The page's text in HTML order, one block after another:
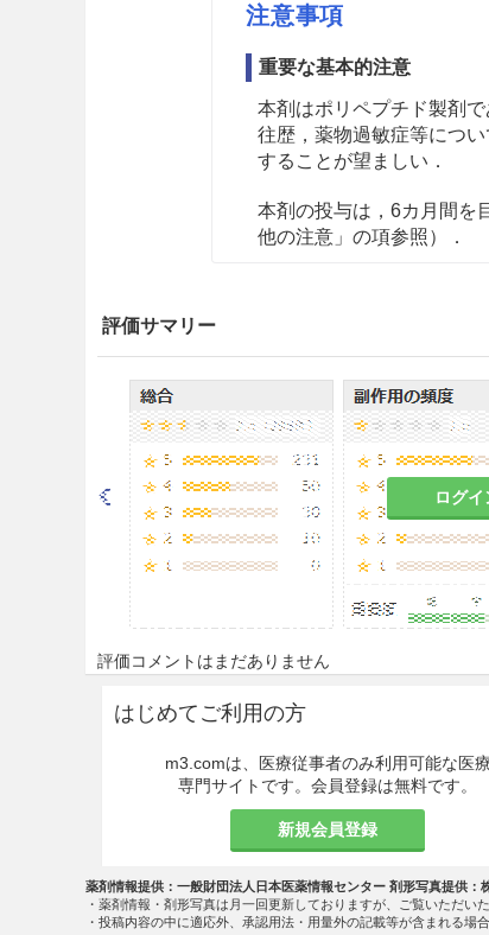
注意事項
重要な基本的注意
本剤はポリペプチド製剤で
往歴，薬物過敏症等につ
することが望ましい．
本剤の投与は，6カ月間を
他の注意」の項参照）
．
気管支喘息又はその既往
適用上の注意
筋肉内注射時
筋肉内注射にあたっては
すること．
同一部位への反復注射
特に小児には注意する
神経走行部位を避ける
注射針を刺入したとき
その他
本品はワンポイントカッ
綿等で清拭してからカッ
その他の注意
評価サマリー
ログ
評価コメントはまだありません
はじめてご利用の方
m3.comは、医療従事者のみ利用可能な医療
専門サイトです。会員登録は無料です。
新規会員登録
薬剤情報提供：一般財団法人日本医薬情報センター 剤形写真提供：
・薬剤情報・剤形写真は月一回更新しておりますが、ご覧いただい
・投稿内容の中に適応外、承認用法・用量外の記載等が含まれる場